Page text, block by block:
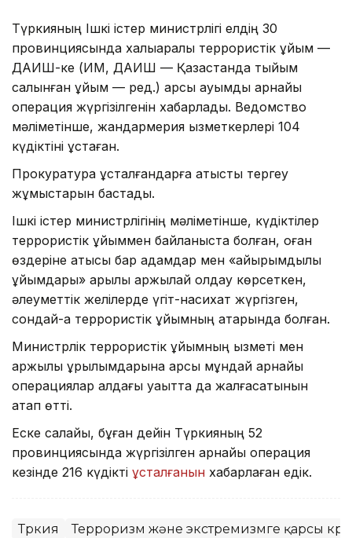
Түркияның Ішкі істер министрлігі елдің 30
провинциясында халықаралық террористік ұйым —
ДАИШ-ке (ИМ, ДАИШ — Қазақстанда тыйым
салынған ұйым — ред.) қарсы ауқымды арнайы
операция жүргізілгенін хабарлады. Ведомство
мәліметінше, жандармерия қызметкерлері 104
күдіктіні ұстаған.
Прокуратура ұсталғандарға қатысты тергеу
жұмыстарын бастады.
Ішкі істер министрлігінің мәліметінше, күдіктілер
террористік ұйыммен байланыста болған, оған
өздеріне қатысы бар адамдар мен «қайырымдылық
ұйымдары» арқылы қаржылай қолдау көрсеткен,
әлеуметтік желілерде үгіт-насихат жүргізген,
сондай-ақ террористік ұйымның қатарында болған.
Министрлік террористік ұйымның қызметі мен
қаржылық құрылымдарына қарсы мұндай арнайы
операциялар алдағы уақытта да жалғасатынын
атап өтті.
Еске салайық, бұған дейін Түркияның 52
провинциясында жүргізілген арнайы операция
кезінде 216 күдікті ұсталғанын хабарлаған едік.
Түркия Терроризм және экстремизмге қарсы